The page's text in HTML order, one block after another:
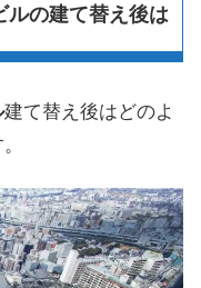
ルの建て替え後は
建て替え後はどのよ